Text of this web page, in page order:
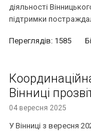
діяльності
підтримки
Переглядів: 1585
Вінниці
04 вересня 2025
У Вінниці з вересня